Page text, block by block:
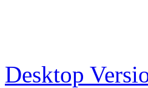
Desktop